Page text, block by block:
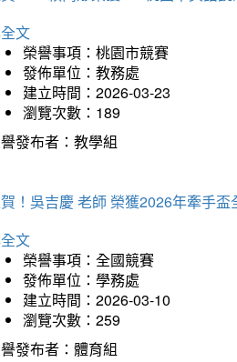
文
榮譽事項：桃園市競賽
發佈單位：教務處
建立時間：2026-03-23
瀏覽次數：189
發布者：教學組
！吳吉慶 老師 榮獲2026年牽手
文
榮譽事項：全國競賽
發佈單位：學務處
建立時間：2026-03-10
瀏覽次數：259
發布者：體育組